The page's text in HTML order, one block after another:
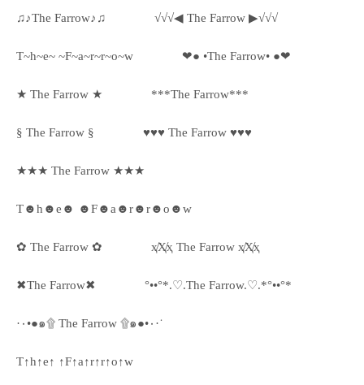
♫♪The Farrow♪♫ √√√◀ The Farrow ▶√√√
T~h~e~ ~F~a~r~r~o~w ❤● •The Farrow• ●❤
★ The Farrow ★ ***The Farrow***
§ The Farrow § ♥♥♥ The Farrow ♥♥♥
★★★ The Farrow ★★★
T☻h☻e☻ ☻F☻a☻r☻r☻o☻w
✿ The Farrow ✿ ҳ̸Ҳ̸ҳ The Farrow ҳ̸Ҳ̸ҳ
✖The Farrow✖ °••°*.♡.The Farrow.♡.*°••°*
·٠•●๑۩ The Farrow ۩๑●•٠·˙
T↑h↑e↑ ↑F↑a↑r↑r↑o↑w